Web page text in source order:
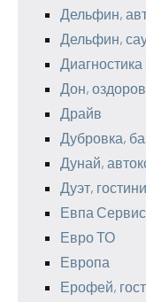
Дельфин,
Дельфин,
Дон,
Драйв
Дубровка,
Дунай,
Дуэт,
Евпа
Евро ТО
Европа
Ерофей,